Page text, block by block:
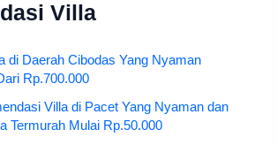
Villa
di Daerah Cibodas Yang Nyaman
Rp.700.000
Villa di Pacet Yang Nyaman dan
Termurah Mulai Rp.50.000